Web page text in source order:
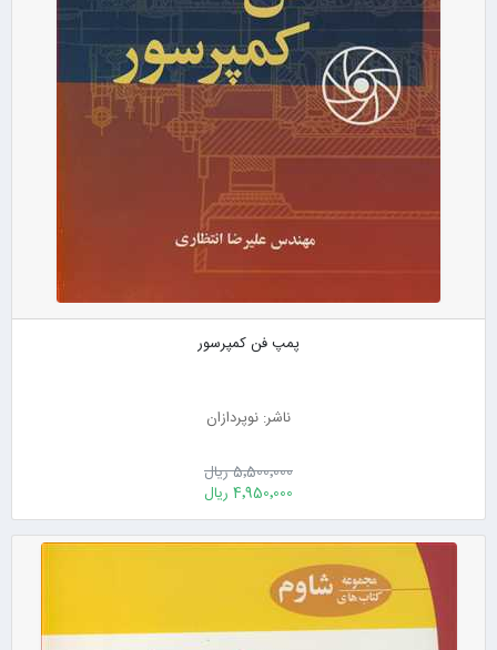
پمپ فن کمپرسور
ناشر: نوپردازان
5٬500٬000 ریال
4٬950٬000 ریال